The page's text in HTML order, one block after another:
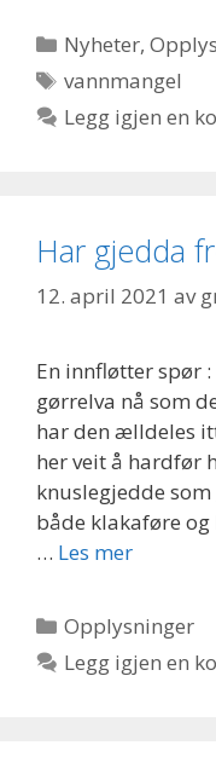
Kategorier
Nyheter,
Stikkord
vannmangel
Legg igjen en
Har gjedda
12. april 2021 av
En innfløtter spør
gørrelva nå som
har den ælldeles
her veit å hardfør
knuslegjedde
både klakaføre
… Les mer
Kategorier
Opplysninger
Legg igjen en